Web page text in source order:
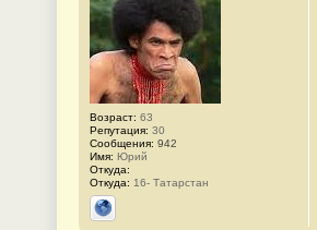
Возраст: 63
Репутация: 30
Сообщения: 942
Имя: Юрий
Откуда:
Откуда: 16- Татарстан
Сайт